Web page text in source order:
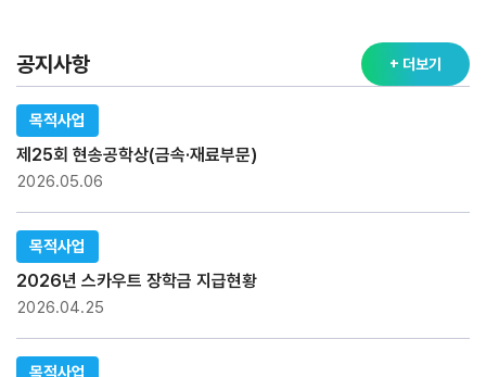
공지사항 + 더보기
목적사업
제25회 현송공학상(금속·재료부문)
2026.05.06
목적사업
2026년 스카우트 장학금 지급현황
2026.04.25
목적사업